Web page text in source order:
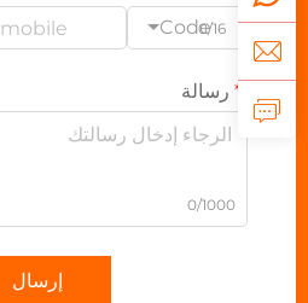
Code0/16
رسالة
0/1000
إرسال